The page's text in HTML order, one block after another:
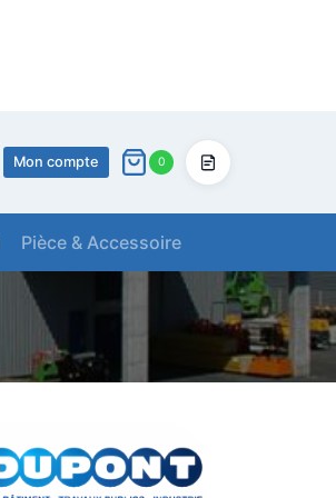
Mon compte 0
Devis
Pièce & Accessoire